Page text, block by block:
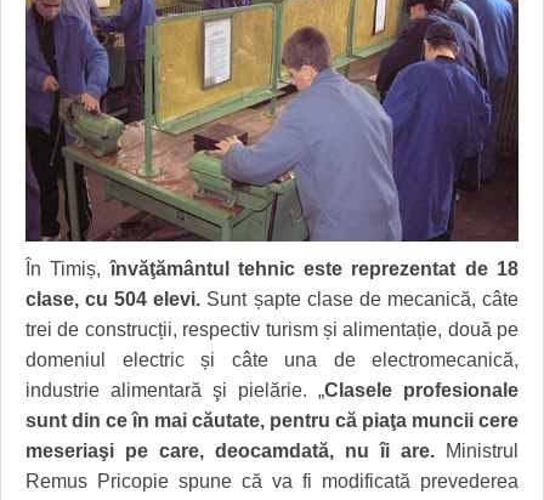
ZÂMBETE AMARE
GRĂDINA TAICII DOMNULUI
ZIARISTU’ DE TERASĂ
CU OIŞTEA-N KIERKEGAARD
FINANŢĂRI DE LA A LA Z
PE SURSE
CULTURA
CRONICĂ DE FILM
UNDE MERGEM
FILME DOCUMENTARE
CLIPURI VIDEO
JOCURI ONLINE
MAI MULTE
ACCIDENTE
ANUNŢURI
INFO SI UTILE
CULTURA
INVATAMANT
FILME DOCUMENTARE
CLIPURI VIDEO
JOCURI ONLINE
În Timiș,învăţământul tehnic este reprezentat de 18
clase, cu 504 elevi. Sunt șapte clase de mecanică, câte
trei de construcții, respectiv turism și alimentație, două pe
domeniul electric și câte una de electromecanică,
industrie alimentară şi pielărie. „Clasele profesionale
sunt din ce în mai căutate, pentru că piaţa muncii cere
meseriaşi pe care, deocamdată, nu îi are. Ministrul
Remus Pricopie spune că va fi modificată prevederea